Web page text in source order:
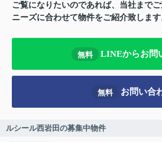
ご覧になりたいのであれば、当社まで
ニーズに合わせて物件をご紹介致します
無料 LINEからお問
無料 お問い合
ルシール西岩田の募集中物件